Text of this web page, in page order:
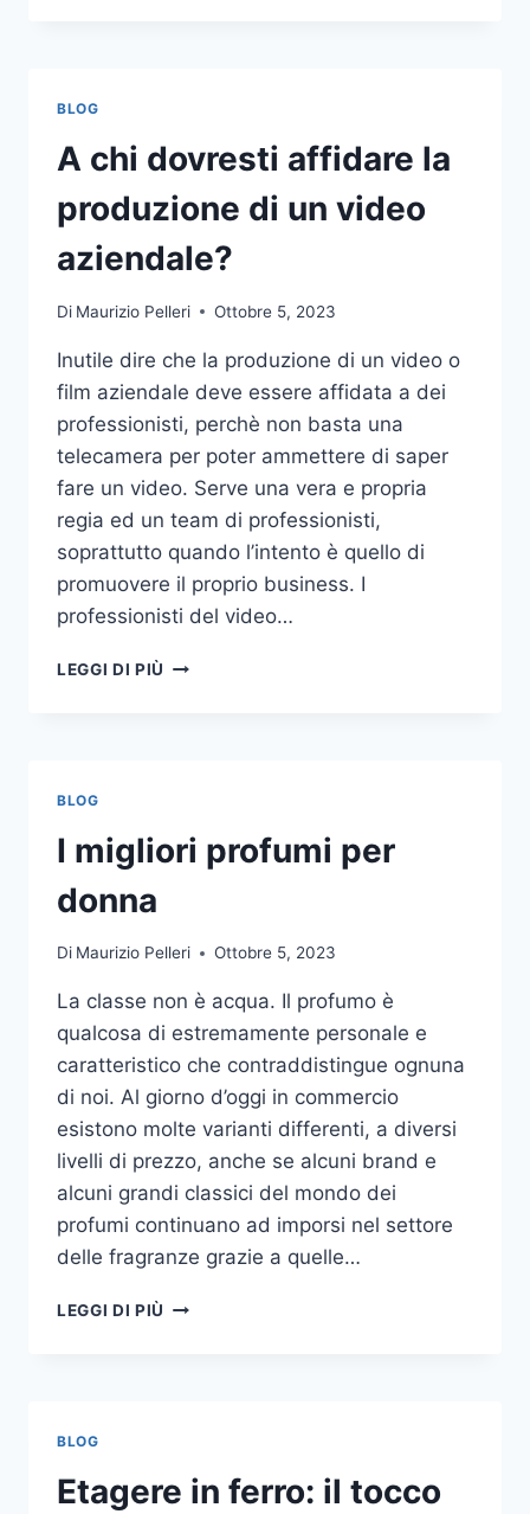
NELLE
SCOMMESSE
SPORTIVE
ONLINE
BLOG
A chi dovresti affidare la
produzione di un video
aziendale?
Di Maurizio Pelleri Ottobre 5, 2023
Inutile dire che la produzione di un video o
film aziendale deve essere affidata a dei
professionisti, perchè non basta una
telecamera per poter ammettere di saper
fare un video. Serve una vera e propria
regia ed un team di professionisti,
soprattutto quando l’intento è quello di
promuovere il proprio business. I
professionisti del video…
LEGGI DI PIÙ
VIDEO
BLOG
I migliori profumi per
donna
Di Maurizio Pelleri Ottobre 5, 2023
La classe non è acqua. Il profumo è
qualcosa di estremamente personale e
caratteristico che contraddistingue ognuna
di noi. Al giorno d’oggi in commercio
esistono molte varianti differenti, a diversi
livelli di prezzo, anche se alcuni brand e
alcuni grandi classici del mondo dei
profumi continuano ad imporsi nel settore
delle fragranze grazie a quelle…
LEGGI DI PIÙ
BLOG
Etagere in ferro: il tocco